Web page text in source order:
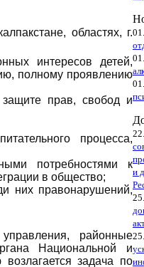
областях, г.
интересов детей,
полному проявлению
прав, свобод и
процесса,
потребностями к
в общество;
них правонарушений,
районные
Национальной и
задача по
и